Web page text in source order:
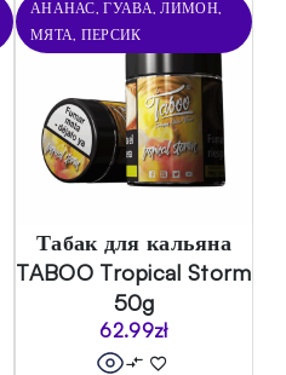
АНАНАС, ГУАВА, ЛИМОН,
МЯТА, ПЕРСИК
Табак для кальяна
TABOO Tropical Storm
50g
62.99zł